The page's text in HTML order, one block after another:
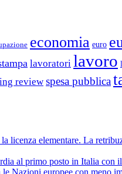
economia euro
lavoratori lavoro
review spesa pubblica
elementare. La
al primo posto in Italia